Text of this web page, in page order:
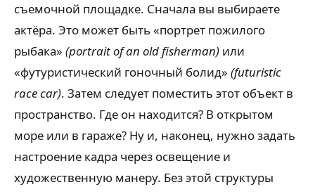
съемочной площадке. Сначала вы выбираете
актёра. Это может быть «портрет пожилого
рыбака» (portrait of an old fisherman) или
«футуристический гоночный болид» (futuristic
race car). Затем следует поместить этот объект в
пространство. Где он находится? В открытом
море или в гараже? Ну и, наконец, нужно задать
настроение кадра через освещение и
художественную манеру. Без этой структуры